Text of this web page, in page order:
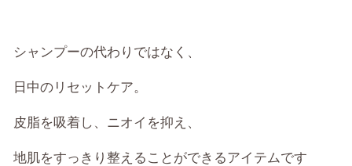
シャンプーの代わりではなく、
日中のリセットケア。
皮脂を吸着し、ニオイを抑え、
地肌をすっきり整えることができるアイテムです